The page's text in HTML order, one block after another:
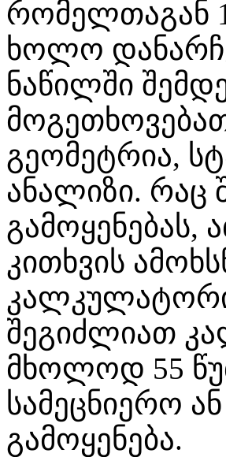
რომელთაგან 1
ხოლო
ნაწილში
გეომეტრია,
ანალიზი. რაც
გამოყენებას,
კითხვის
შეგიძლიათ
მხოლოდ 55
სამეცნიერო
გამოყენება.